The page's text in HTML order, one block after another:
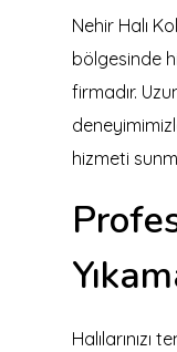
Nehir Halı
bölgesinde
firmadır.
hizmeti